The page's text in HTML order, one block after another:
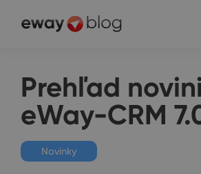
Prehľad
eWay-CRM
Novinky